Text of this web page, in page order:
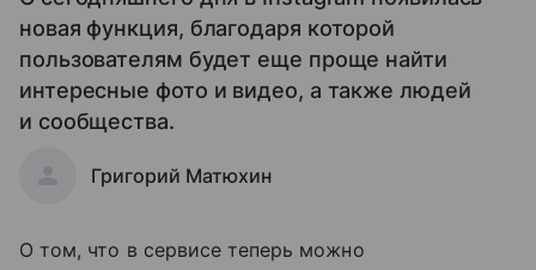
новая функция, благодаря которой
пользователям будет еще проще найти
интересные фото и видео, а также людей
и сообщества.
Григорий Матюхин
О том, что в сервисе теперь можно